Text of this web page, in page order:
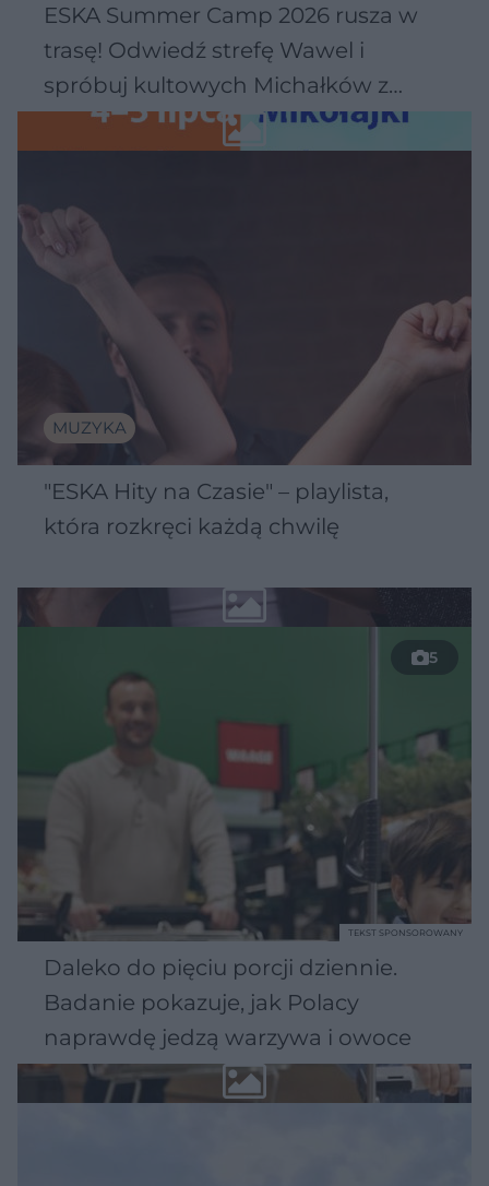
ESKA Summer Camp 2026 rusza w
trasę! Odwiedź strefę Wawel i
spróbuj kultowych Michałków z
Wawelu
MUZYKA
"ESKA Hity na Czasie" – playlista,
która rozkręci każdą chwilę
5
Daleko do pięciu porcji dziennie.
Badanie pokazuje, jak Polacy
naprawdę jedzą warzywa i owoce
TEKST SPONSOROWANY